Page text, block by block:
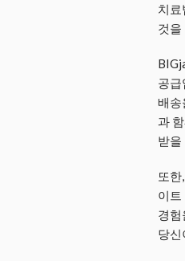
치료
것을
공급
배송
과
받을
또
이트
경험
당신